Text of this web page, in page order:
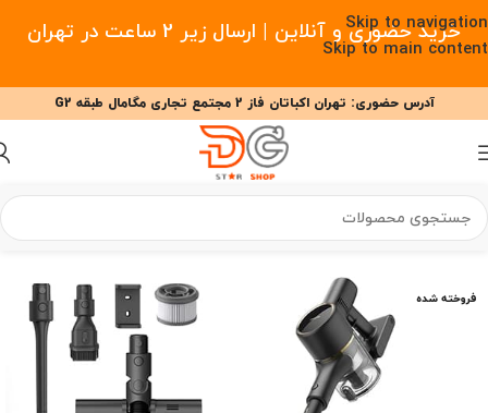
Skip to navigation
Skip to main content
خرید حضوری و آنلاین | ارسال زیر 2 ساعت در تهران
09377477910 - 09127708341 علیزاده
آدرس حضوری: تهران اکباتان فاز 2 مجتمع تجاری مگامال طبقه G2
خانه/خانه هوشمند/جارو شارژی/جارو شارژی دریم
فروخته شده